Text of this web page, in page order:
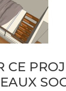
CE